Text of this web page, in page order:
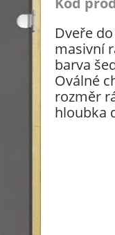
Dveře
masivní
barva
Oválné
rozměr
hloubka